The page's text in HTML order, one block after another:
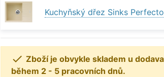
Kuchyňský dřez Sinks
 Zboží je obvykle skladem u
během 2 - 5 pracovních dnů.